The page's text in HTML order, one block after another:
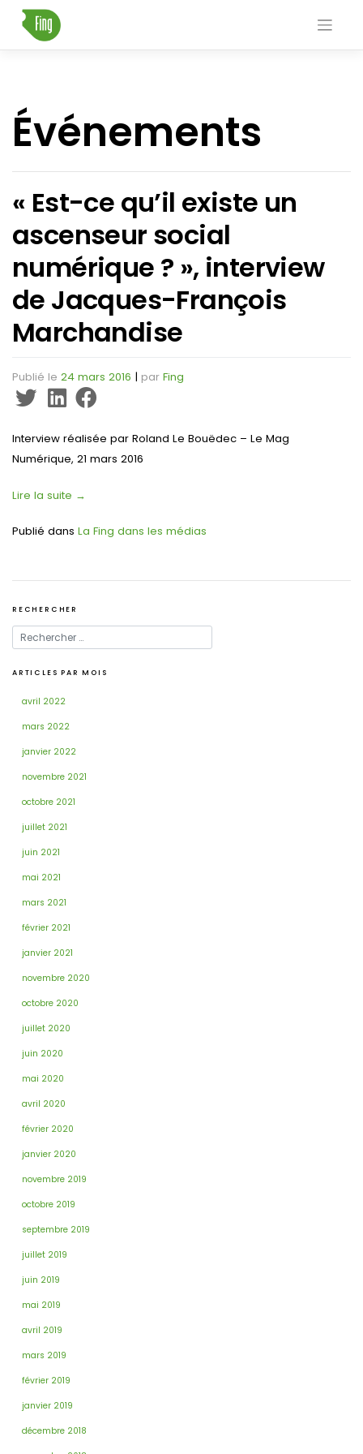
content
Événements
« Est-ce qu’il existe un
ascenseur social
numérique ? », interview
de Jacques-François
Marchandise
Publié le 24 mars 2016 | par Fing
Interview réalisée par Roland Le Bouëdec – Le Mag
Numérique, 21 mars 2016
Lire la suite →
Publié dans La Fing dans les médias
RECHERCHER
ARTICLES PAR MOIS
avril 2022
mars 2022
janvier 2022
novembre 2021
octobre 2021
juillet 2021
juin 2021
mai 2021
mars 2021
février 2021
janvier 2021
novembre 2020
octobre 2020
juillet 2020
juin 2020
mai 2020
avril 2020
février 2020
janvier 2020
novembre 2019
octobre 2019
septembre 2019
juillet 2019
juin 2019
mai 2019
avril 2019
mars 2019
février 2019
janvier 2019
décembre 2018